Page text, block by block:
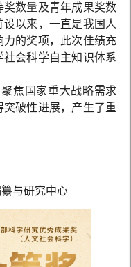
数量及青年成果奖数
以来，一直是我国人
的奖项，此次佳绩充
会科学自主知识体系
焦国家重大战略需求
破性进展，产生了重
与研究中心